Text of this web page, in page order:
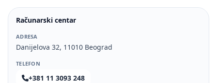
Računarski centar
ADRESA
Danijelova 32, 11010 Beograd
TELEFON
+381 11 3093 248